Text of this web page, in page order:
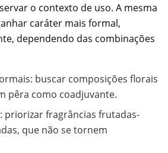
o contexto de uso. A mesma
caráter mais formal,
dependendo das combinações
buscar composições florais
pêra como coadjuvante.
priorizar fragrâncias frutadas-
que não se tornem